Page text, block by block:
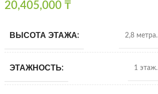
20,405,000 ₸
ВЫСОТА ЭТАЖА: 2,8 метра.
ЭТАЖНОСТЬ: 1 этаж.